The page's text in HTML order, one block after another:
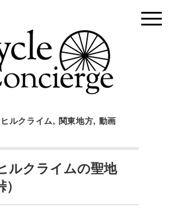
ルクライム, 関東地方, 動画
ルクライムの聖地